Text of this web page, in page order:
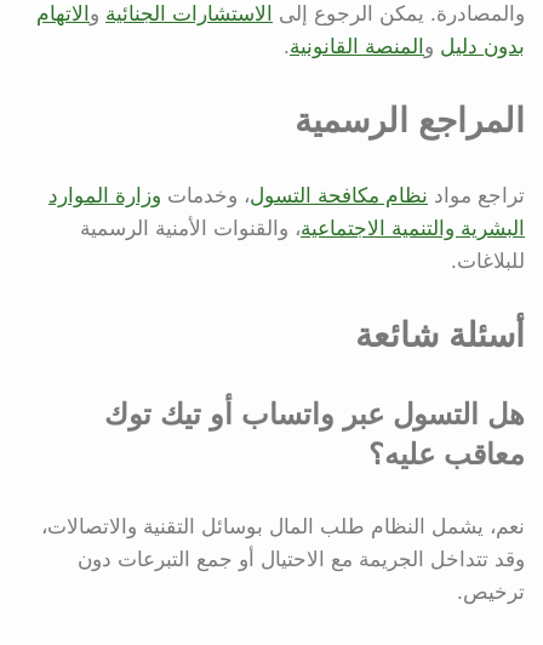
والمصادرة. يمكن الرجوع إلى
الاستشارات الجنائية و الاتهام
بدون دليل و المنصة القانونية.
المراجع الرسمية
تراجع مواد نظام مكافحة التسول، وخدمات وزارة الموارد
البشرية والتنمية الاجتماعية، والقنوات الأمنية الرسمية
للبلاغات.
أسئلة شائعة
هل التسول عبر واتساب أو تيك توك
معاقب عليه؟
نعم، يشمل النظام طلب المال بوسائل التقنية والاتصالات،
وقد تتداخل الجريمة مع الاحتيال أو جمع التبرعات دون
ترخيص.